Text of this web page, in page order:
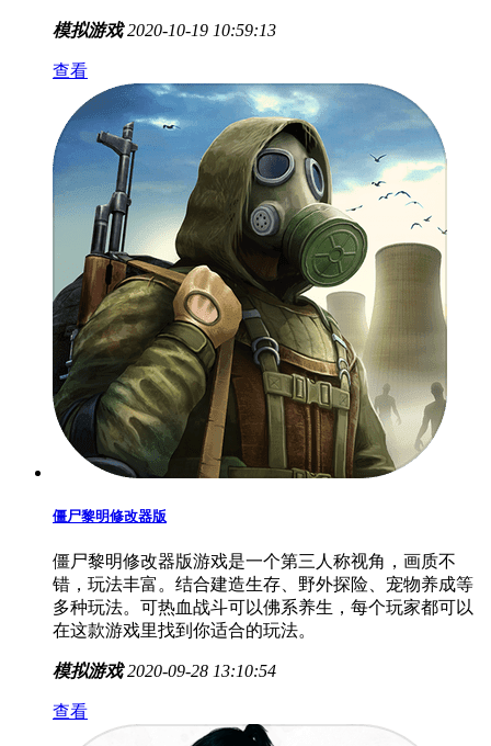
模拟游戏 2020-10-19 10:59:13
查看
僵尸黎明修改器版
僵尸黎明修改器版游戏是一个第三人称视角，画质不
错，玩法丰富。结合建造生存、野外探险、宠物养成等
多种玩法。可热血战斗可以佛系养生，每个玩家都可以
在这款游戏里找到你适合的玩法。
模拟游戏 2020-09-28 13:10:54
查看